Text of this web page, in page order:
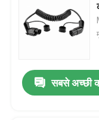
उत्पादों
कारखाना भ्रमण
सबसे अच्छी